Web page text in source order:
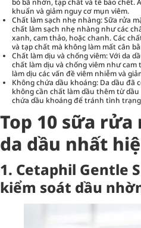
bỏ bã nhờn, tạp chất và tế bào chết.
khuẩn và giảm nguy cơ mụn viêm.
Chất làm sạch nhẹ nhàng: Sữa rửa
chất làm sạch nhẹ nhàng như các
xanh, cam thảo, hoặc chanh. Các
và tạp chất mà không làm mất cân
Chất làm dịu và chống viêm: Với da
chất làm dịu và chống viêm như cam
làm dịu các vấn đề viêm nhiễm và
Không chứa dầu khoáng: Da dầu đã
không cần chất làm dầu thêm từ
chứa dầu khoáng để tránh tình
Top 10 sữa
da dầu nhất
1. Cetaphil Gentle
kiểm soát dầu